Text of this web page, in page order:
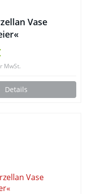
Vase
MwSt.
Details